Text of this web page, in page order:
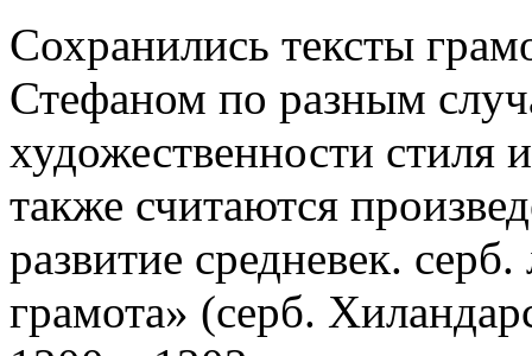
Сохранились тексты
Стефаном по разным
художественности стиля
также считаются
развитие средневек.
грамота» (серб.